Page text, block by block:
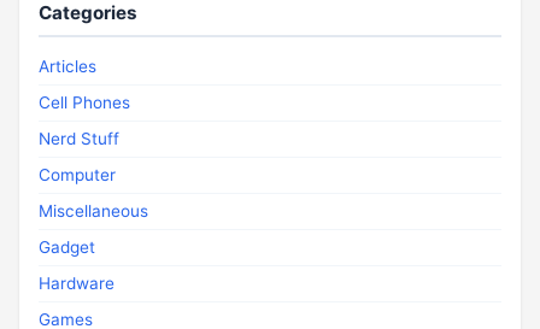
Categories
Articles
Cell Phones
Nerd Stuff
Computer
Miscellaneous
Gadget
Hardware
Games